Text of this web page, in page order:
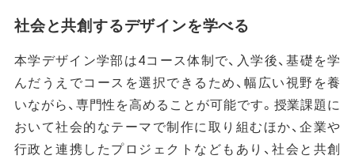
社会と共創するデザインを学べる
本学デザイン学部は4コース体制で、入学後、基礎を学
んだうえでコースを選択できるため、幅広い視野を養
いながら、専門性を高めることが可能です。授業課題に
おいて社会的なテーマで制作に取り組むほか、企業や
行政と連携したプロジェクトなどもあり、社会と共創